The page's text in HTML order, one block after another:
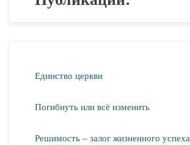
Единство церкви
Погибнуть или всё изменить
Решимость – залог жизненного успеха